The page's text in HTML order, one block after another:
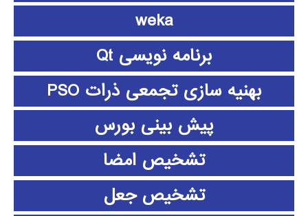
weka
برنامه نویسی Qt
بهنیه سازی تجمعی ذرات PSO
پیش بینی بورس
تشخیص امضا
تشخیص جعل